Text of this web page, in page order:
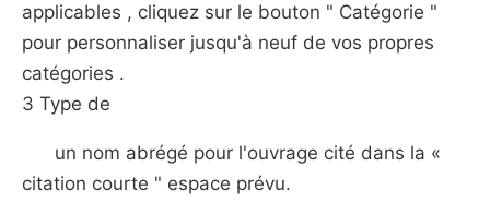
applicables , cliquez sur le bouton " Catégorie "
pour personnaliser jusqu'à neuf de vos propres
catégories .
3 Type de
un nom abrégé pour l'ouvrage cité dans la «
citation courte " espace prévu.